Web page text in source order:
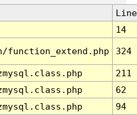
Line
14
function_extend.php 324
211
62
94